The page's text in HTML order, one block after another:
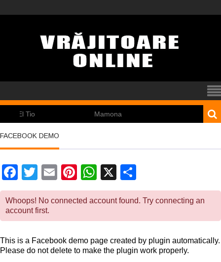
El Tio Mamona
FACEBOOK DEMO
Facebook
Twitter
EmailPinterest
WhatsApp
X
Whoops! No connected account found. Try connecting an
account first.
This is a Facebook demo page created by plugin automatically.
Please do not delete to make the plugin work properly.